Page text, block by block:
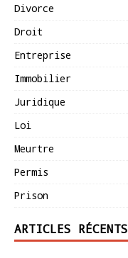
Divorce
Droit
Entreprise
Immobilier
Juridique
Loi
Meurtre
Permis
Prison
ARTICLES RÉCENTS